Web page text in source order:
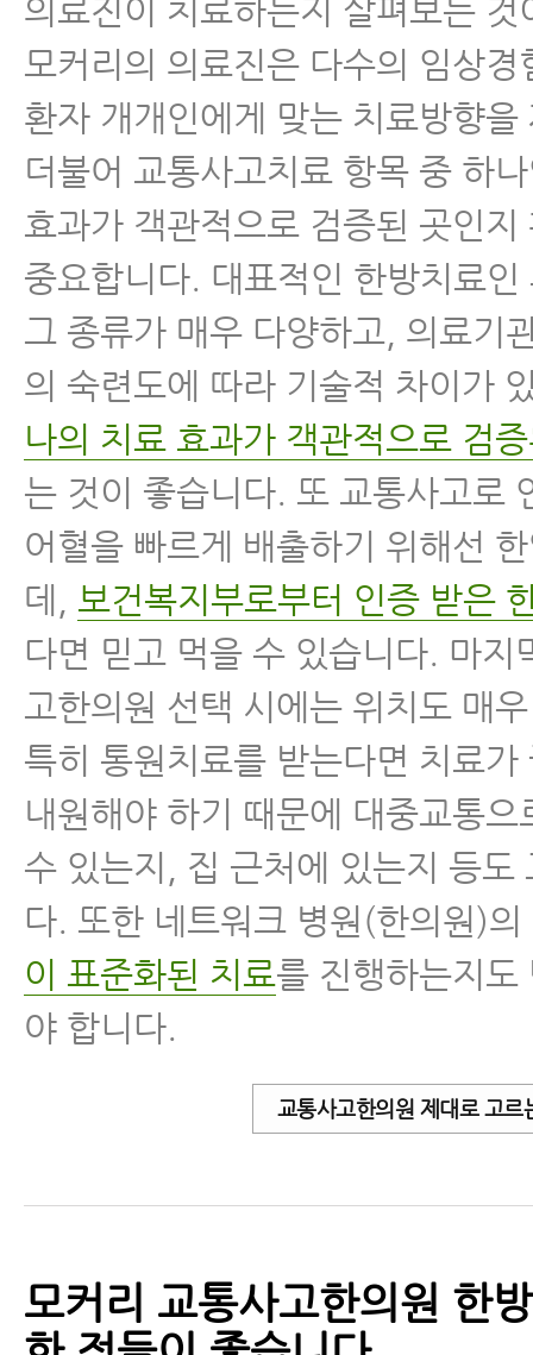
의료진이 치료하는지 살펴보는 것
모커리의 의료진은 다수의 임상경
환자 개개인에게 맞는 치료방향을
더불어 교통사고치료 항목 중 하
효과가 객관적으로 검증된 곳인지
중요합니다. 대표적인 한방치료인
그 종류가 매우 다양하고, 의료기
의 숙련도에 따라 기술적 차이가
나의 치료 효과가 객관적으로 검
는 것이 좋습니다. 또 교통사고로
어혈을 빠르게 배출하기 위해선
데, 보건복지부로부터 인증 받은
다면 믿고 먹을 수 있습니다. 마지
고한의원 선택 시에는 위치도 매
특히 통원치료를 받는다면 치료가
내원해야 하기 때문에 대중교통으
수 있는지, 집 근처에 있는지 등도
다. 또한 네트워크 병원(한의원)
이 표준화된 치료를 진행하는지도
야 합니다.
교통사고한의원 제대로 고
모커리 교통사고한의원 한